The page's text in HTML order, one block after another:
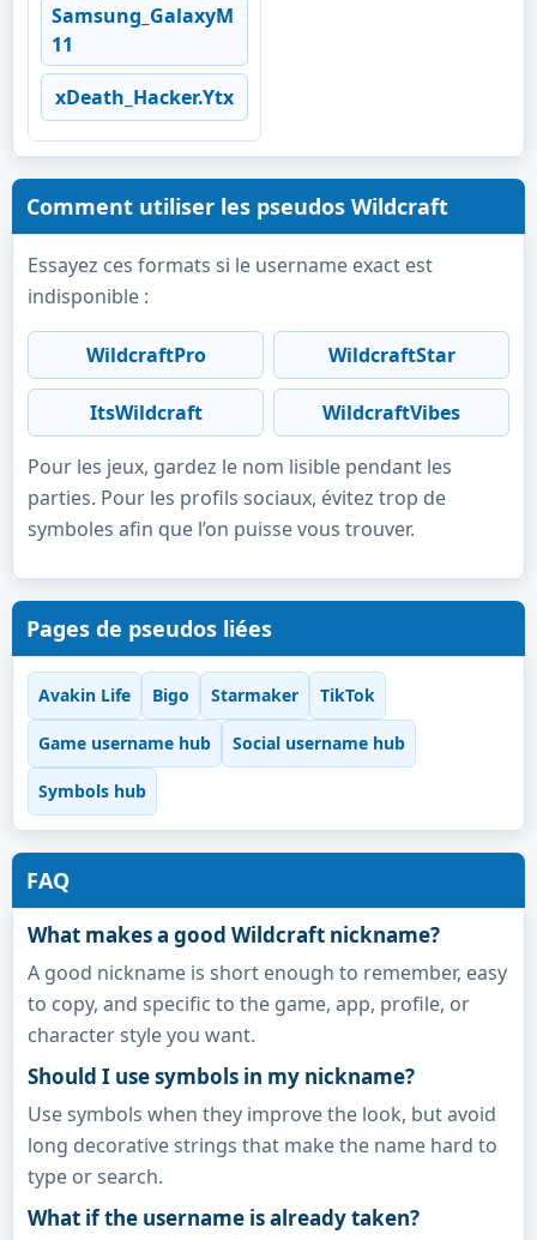
Samsung_GalaxyM
11
xDeath_Hacker.Ytx
Comment utiliser les pseudos Wildcraft
Essayez ces formats si le username exact est
indisponible :
WildcraftPro WildcraftStar
ItsWildcraft WildcraftVibes
Pour les jeux, gardez le nom lisible pendant les
parties. Pour les profils sociaux, évitez trop de
symboles afin que l’on puisse vous trouver.
Pages de pseudos liées
Avakin Life Bigo Starmaker TikTok
Game username hub Social username hub
Symbols hub
FAQ
What makes a good Wildcraft nickname?
A good nickname is short enough to remember, easy
to copy, and specific to the game, app, profile, or
character style you want.
Should I use symbols in my nickname?
Use symbols when they improve the look, but avoid
long decorative strings that make the name hard to
type or search.
What if the username is already taken?